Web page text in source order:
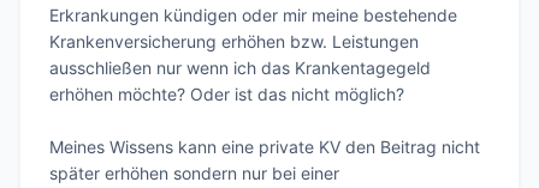
Erkrankungen kündigen oder mir meine bestehende
Krankenversicherung erhöhen bzw. Leistungen
ausschließen nur wenn ich das Krankentagegeld
erhöhen möchte? Oder ist das nicht möglich?
Meines Wissens kann eine private KV den Beitrag nicht
später erhöhen sondern nur bei einer